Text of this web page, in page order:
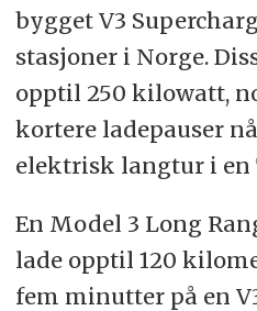
bygget V3
stasjoner i Norge.
opptil 250 kilowatt,
kortere ladepauser
elektrisk langtur i en
En Model 3 Long
lade opptil 120
fem minutter på en